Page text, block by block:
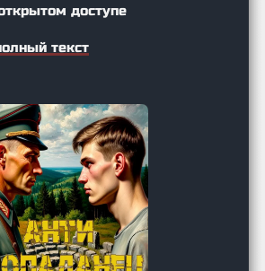
доступе
текст